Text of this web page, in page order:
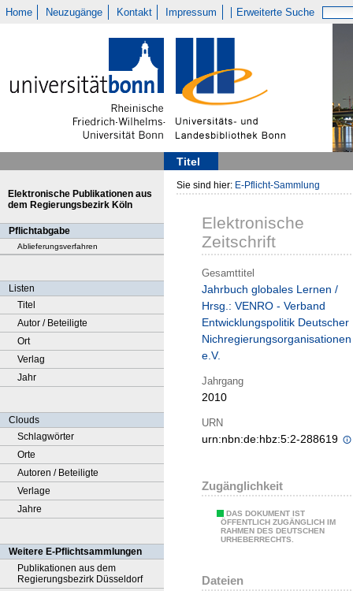
Home Neuzugänge Kontakt Impressum Erweiterte Suche
Titel
Elektronische Publikationen aus
dem Regierungsbezirk Köln
Pflichtabgabe
Ablieferungsverfahren
Listen
Titel
Autor / Beteiligte
Ort
Verlag
Jahr
Clouds
Schlagwörter
Orte
Autoren / Beteiligte
Verlage
Jahre
Weitere E-Pflichtsammlungen
Publikationen aus dem
Regierungsbezirk Düsseldorf
Sie sind hier: E-Pflicht-Sammlung
Elektronische
Zeitschrift
Gesamttitel
Jahrbuch globales Lernen /
Hrsg.: VENRO - Verband
Entwicklungspolitik Deutscher
Nichregierungsorganisationen
e.V.
Jahrgang
2010
URN
urn:nbn:de:hbz:5:2-288619
Zugänglichkeit
DAS DOKUMENT IST
ÖFFENTLICH ZUGÄNGLICH IM
RAHMEN DES DEUTSCHEN
URHEBERRECHTS.
Dateien